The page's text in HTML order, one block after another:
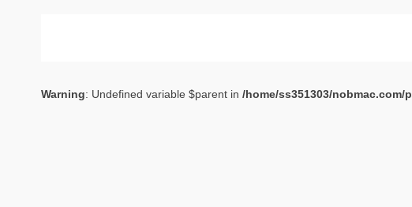
Warning: Undefined variable $parent in /home/ss351303/